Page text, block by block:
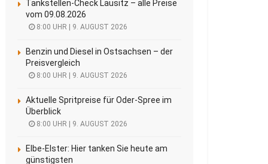
Tankstellen-Check Lausitz – alle Preise
vom 09.08.2026
8:00 UHR | 9. AUGUST 2026
Benzin und Diesel in Ostsachsen – der
Preisvergleich
8:00 UHR | 9. AUGUST 2026
Aktuelle Spritpreise für Oder-Spree im
Überblick
8:00 UHR | 9. AUGUST 2026
Elbe-Elster: Hier tanken Sie heute am
günstigsten